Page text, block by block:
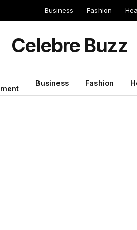
Business Fashion
Celebre Buzz
Business Fashion